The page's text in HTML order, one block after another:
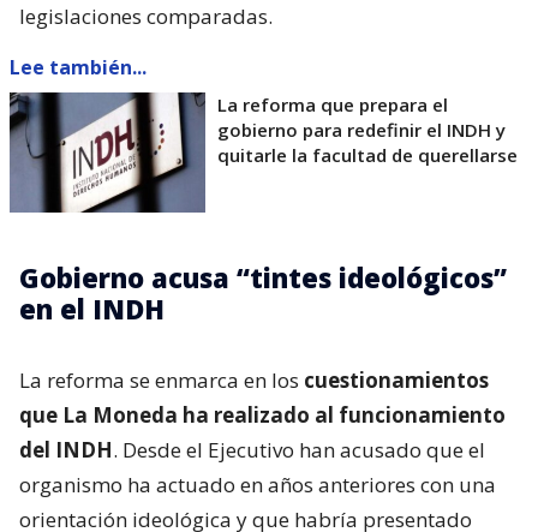
legislaciones comparadas.
Lee también...
La reforma que prepara el
gobierno para redefinir el INDH y
quitarle la facultad de querellarse
Gobierno acusa “tintes ideológicos”
en el INDH
La reforma se enmarca en los cuestionamientos
que La Moneda ha realizado al funcionamiento
del INDH. Desde el Ejecutivo han acusado que el
organismo ha actuado en años anteriores con una
orientación ideológica y que habría presentado